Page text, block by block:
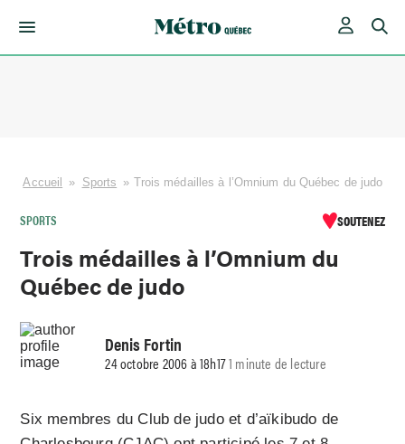
Accueil » Sports » Trois médailles à l’Omnium du Québec de judo
SPORTS SOUTENEZ
Trois médailles à l’Omnium du
Québec de judo
Denis Fortin
24 octobre 2006 à 18h171 minute de lecture
Six membres du Club de judo et d’aïkibudo de